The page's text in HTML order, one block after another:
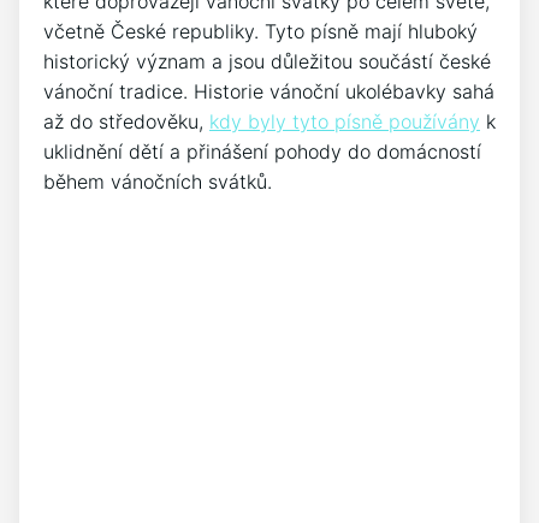
včetně České ⁤republiky.⁤ Tyto písně mají hluboký
historický význam a⁤ jsou ⁣důležitou součástí⁢ české
vánoční⁢ tradice. Historie vánoční ukolébavky sahá
až do⁢ středověku, kdy byly tyto písně používány k
uklidnění ⁤dětí a přinášení pohody do domácností
během vánočních svátků.